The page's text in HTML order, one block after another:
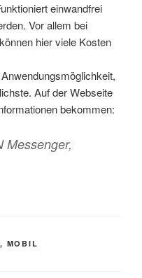
einwandfrei
Vor allem bei
hier viele Kosten
Auf der Webseite
bekommen:
Messenger,
, MOBIL